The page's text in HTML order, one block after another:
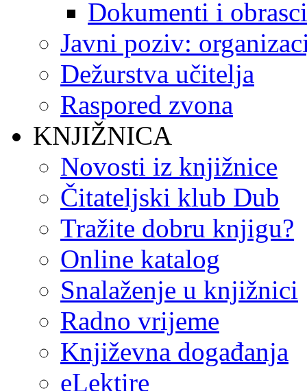
Dokumenti i obrasci
Javni poziv:
Dežurstva učitelja
Raspored zvona
KNJIŽNICA
Novosti iz knjižnice
Čitateljski klub Dub
Tražite dobru knjigu?
Online katalog
Snalaženje u knjižnici
Radno vrijeme
Književna događanja
eLektire